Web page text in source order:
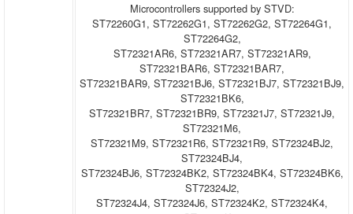
Microcontrollers supported by STVD:
ST72260G1, ST72262G1, ST72262G2, ST72264G1,
ST72264G2,
ST72321AR6, ST72321AR7, ST72321AR9,
ST72321BAR6, ST72321BAR7,
ST72321BAR9, ST72321BJ6, ST72321BJ7, ST72321BJ9,
ST72321BK6,
ST72321BR7, ST72321BR9, ST72321J7, ST72321J9,
ST72321M6,
ST72321M9, ST72321R6, ST72321R9, ST72324BJ2,
ST72324BJ4,
ST72324BJ6, ST72324BK2, ST72324BK4, ST72324BK6,
ST72324J2,
ST72324J4, ST72324J6, ST72324K2, ST72324K4,